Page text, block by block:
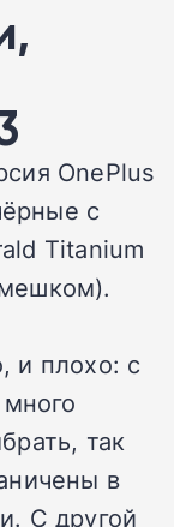
OnePlus
с
Titanium
и плохо: с
так
в
С другой